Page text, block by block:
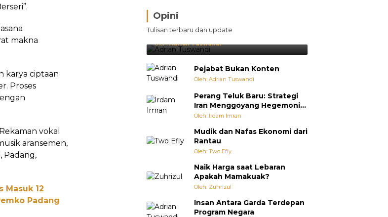
makna
karya ciptaan
Proses
vokal
aransemen,
Padang,
Masuk 12
Padang
Opini
Tulisan terbaru dan update
Brasil Lebih Diunggulkan, tetapi
Jepang Selalu Punya Cara Membuat
Kejutan
Oleh:Adrian Tuswandi
Pejabat Bukan Konten
Oleh: Adrian Tuswandi
Perang Teluk Baru: Strategi
Iran Menggoyang Hegemoni
AS dari Dalam
Oleh: Irdam Imran
Mudik dan Nafas Ekonomi dari
Rantau
Oleh: Two Efly
Naik Harga saat Lebaran
Apakah Mamakuak?
Oleh: Zuhrizul
Insan Antara Garda Terdepan
Program Negara